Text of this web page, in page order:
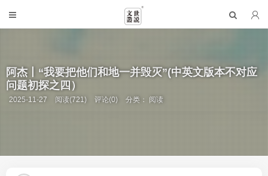
阿杰丨“我要把他们和地一并毁灭”(中英文版本不对应
问题初探之四）
2025-11-27 阅读(721) 评论(0) 分类：阅读